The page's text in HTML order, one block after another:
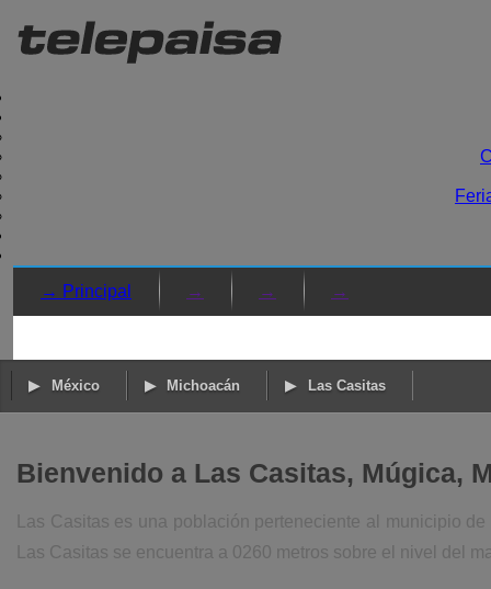
→ Principal → → →
México Michoacán Las Casitas
Bienvenido a Las Casitas, Múgica,
Las Casitas es una población perteneciente al municipio
Las Casitas se encuentra a 0260 metros sobre el nivel del